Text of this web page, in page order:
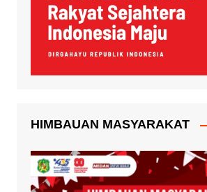
HIMBAUAN MASYARAKAT